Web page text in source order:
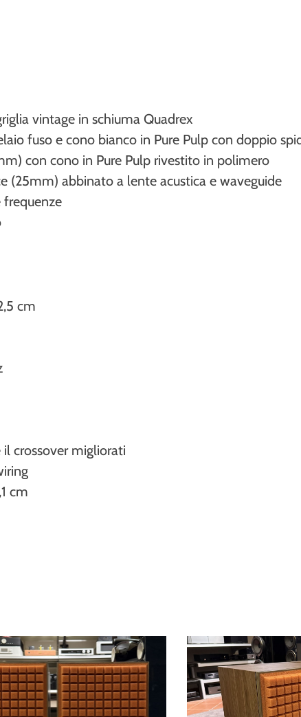
vintage in schiuma Quadrex
fuso e cono bianco in Pure Pulp con doppio
con cono in Pure Pulp rivestito in polimero
(25mm) abbinato a lente acustica e waveguide
cm
crossover migliorati
cm